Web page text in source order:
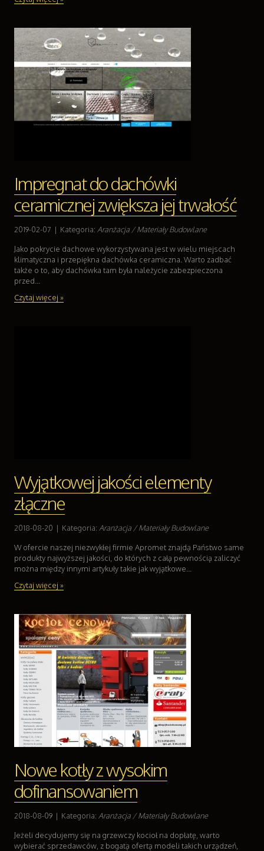
Impregnat do dachówki
ceramicznej zwiększa jej trwałość
2019-02-07 | Kategoria: Aranżacja / Materiały Budowlane
Jako pokrycie dachowe wykorzystywana jest w wielu miejscach
klimatyczna i przepiękna dachówka ceramiczna. Warto zadbać
także o to, aby dachówka tam była należycie zabezpieczona
przed...
Czytaj więcej »
Wyjątkowej jakości elementy
złączne
2018-08-20 | Kategoria: Aranżacja / Materiały Budowlane
W ofercie naszej niezwykłej firmie Apromet znajdą Państwo same
produkty najwyższej jakości, do których z całą pewnością zaliczyć
można między innymi artykuły takie jak wyjątkowe...
Czytaj więcej »
Nowe kotły z wysokim
dofinansowaniem
2018-08-09 | Kategoria: Aranżacja / Materiały Budowlane
Jeżeli decydujemy się na grzewczy kocioł na dopłatę, warto
wybierać sprzedawców, z bogatą ofertą modeli takich urządzeń,